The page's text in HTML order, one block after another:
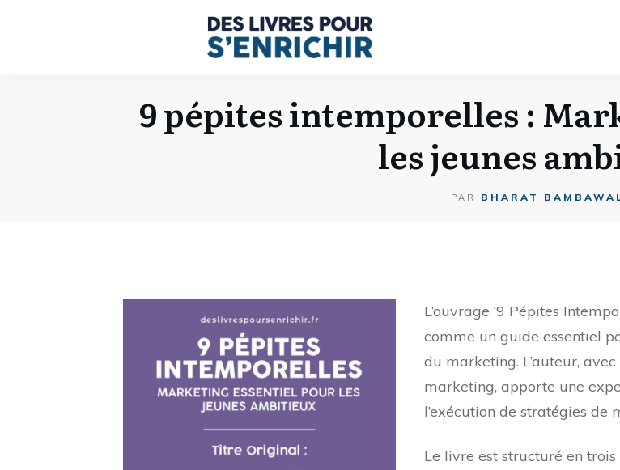
9 pépites intemporelles :
les jeunes
PAR BHARAT
L’ouvrage ‘9 Pépites
comme un guide essentiel
du marketing. L’auteur,
marketing, apporte une
l’exécution de stratégies de
Le livre est structuré en trois